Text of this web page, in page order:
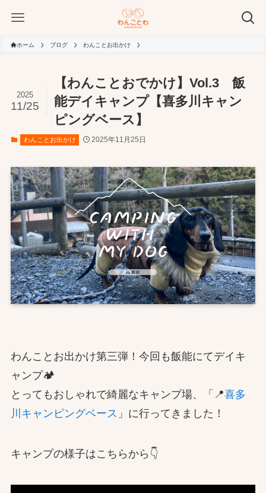
ホーム ブログ わんことお出かけ
【わんことおでかけ】Vol.3 飯
能デイキャンプ【喜多川キャン
ピングベース】
2025
11/25
わんことお出かけ 2025年11月25日
わんことお出かけ第三弾！今回も飯能にてデイキ
ャンプ🏕️
とってもおしゃれで綺麗なキャンプ場、「📍喜多
川キャンピングベース 」に行ってきました！
キャンプの様子はこちらから👇